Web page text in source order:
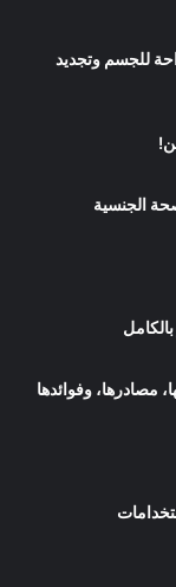
للجسم وتجديد
الجنسية